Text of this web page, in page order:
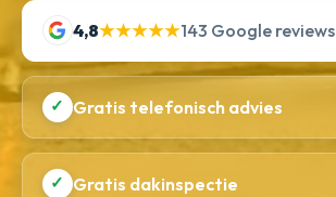
4,8★★★★★143 Google reviews
✓ Gratis telefonisch advies
✓ Gratis dakinspectie